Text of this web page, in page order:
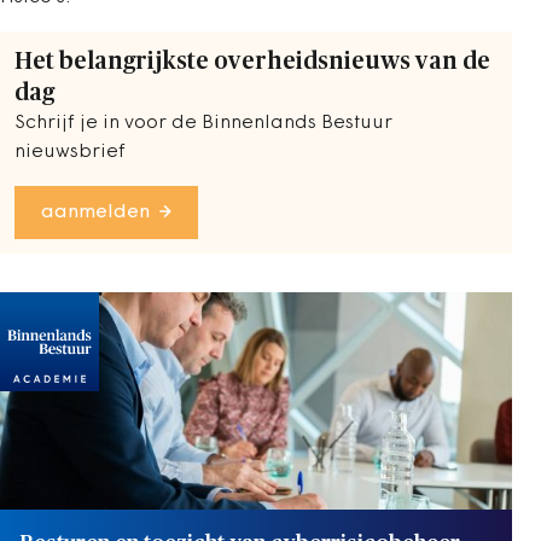
Het belangrijkste overheidsnieuws van de
dag
Schrijf je in voor de Binnenlands Bestuur
nieuwsbrief
aanmelden